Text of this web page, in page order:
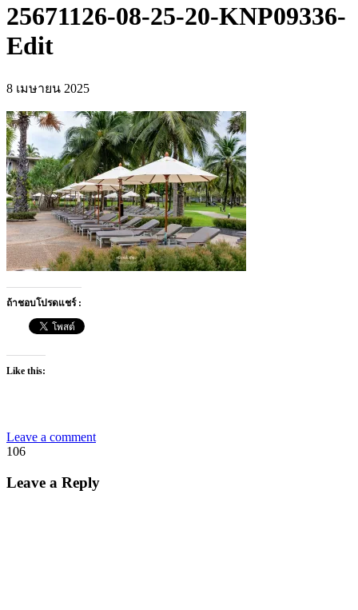
25671126-08-25-20-KNP09336-
Edit
8 เมษายน 2025
ถ้าชอบโปรดแชร์ :
Like this:
Leave a comment
106
Leave a Reply